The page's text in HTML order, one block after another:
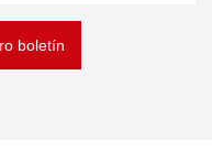
boletín